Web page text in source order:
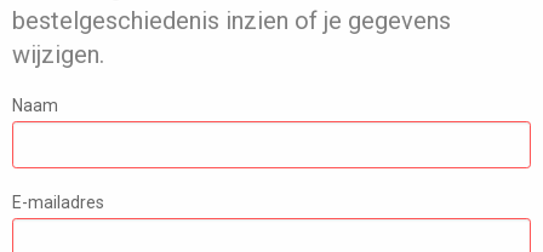
bestelgeschiedenis inzien of je gegevens
wijzigen.
Naam
E-mailadres